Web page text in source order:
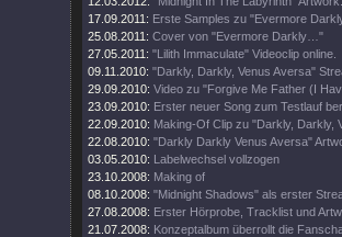
17.09.2011: Erste Samples zu "Evermore
25.08.2011: Cover von "Evermore Darkly…"
27.05.2011: "Lilith Immaculate" Videoclip online.
09.11.2010: "Darkly, Darkly, Venus Aversa"
29.09.2010: Video zu "Forgive Me Father (I
23.09.2010: Erster neuer Song zum Testlauf
22.09.2010: Making-Of Clip zu "Darkly, Darkly,
22.08.2010: "Darkly Darkly Venus Aversa"
03.05.2010: Labelwechsel vollzogen
23.10.2008: Making of
08.10.2008: "Midnight Shadows" als erster
27.08.2008: Erster Hörprobe, Tracklist und
21.07.2008: Konzeptalbum überrollt die